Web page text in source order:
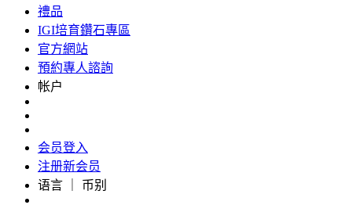
禮品
IGI培育鑽石專區
官方網站
預約專人諮詢
帐户
会员登入
注册新会员
语言 ｜ 币别